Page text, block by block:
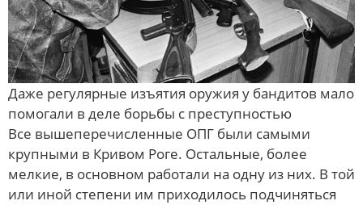
Даже регулярные изъятия оружия у бандитов мало
помогали в деле борьбы с преступностью
Все вышеперечисленные ОПГ были самыми
крупными в Кривом Роге. Остальные, более
мелкие, в основном работали на одну из них. В той
или иной степени им приходилось подчиняться